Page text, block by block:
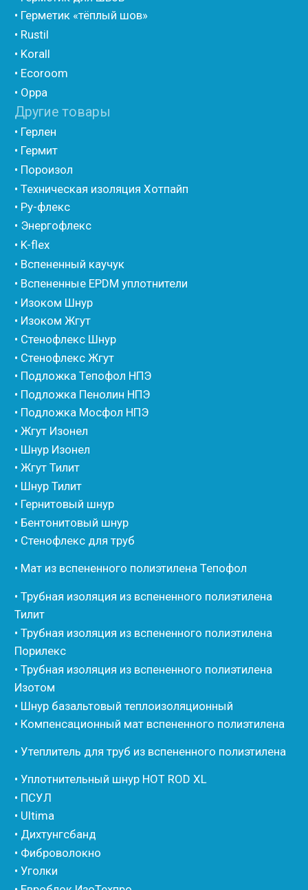
• Уплотнительный шнур HOT ROD XL
• ПСУЛ
• Дихтунгсбанд
• Фиброволокно
• Евроблок ИзоТехпро
• Евроблок Isodom
• Евроблок Penoterm
• Евроблок Порилекс
• Евроблок Стенофон